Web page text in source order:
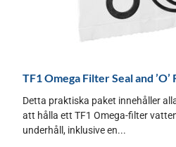
TF1 Omega Filter Seal and ’O’
Detta praktiska paket innehåller
att hålla ett TF1 Omega-filter
underhåll, inklusive en...